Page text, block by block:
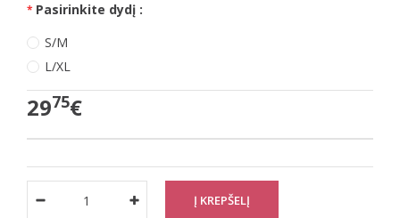
Pasirinkite dydį :
S/M
L/XL
2975€